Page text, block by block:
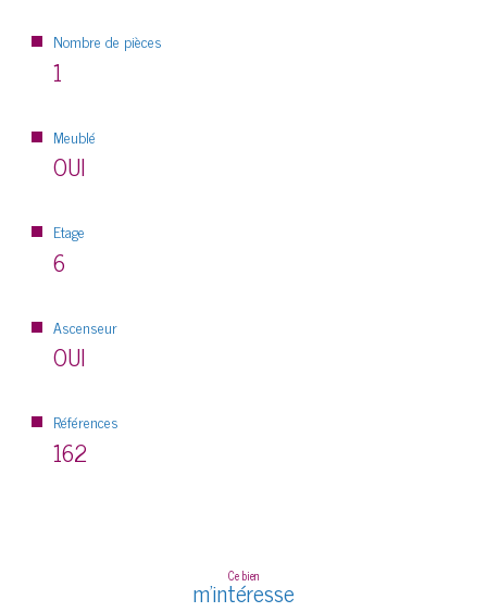
Nombre de pièces
1
Meublé
OUI
Etage
6
Ascenseur
OUI
Références
162
Ce bien
m'intéresse